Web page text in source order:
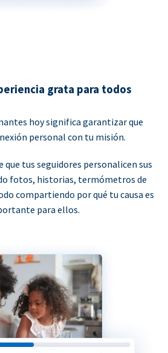
grata para todos
hoy significa garantizar que
personal con tu misión.
tus seguidores personalicen sus
fotos, historias, termómetros de
compartiendo por qué tu causa es
para ellos.